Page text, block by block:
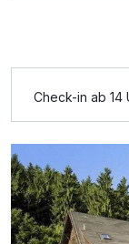
Für 4 Tage
Doppelzimmer
2 Erwachsene
Check-in ab 14